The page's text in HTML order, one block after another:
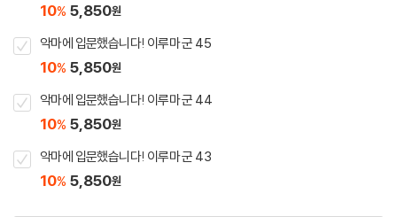
10% 5,850원
악마에 입문했습니다! 이루마 군 45
10% 5,850원
악마에 입문했습니다! 이루마 군 44
10% 5,850원
악마에 입문했습니다! 이루마 군 43
10% 5,850원